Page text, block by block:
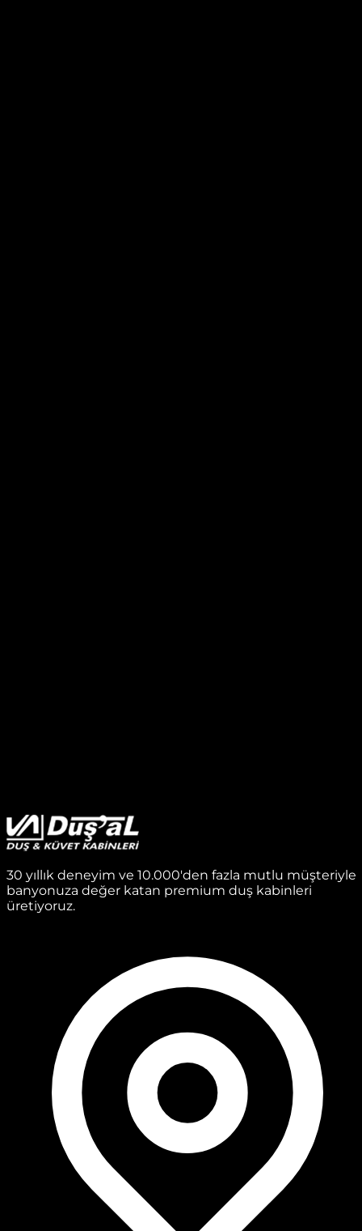
30 yıllık deneyim ve 10.000'den fazla mutlu müşteriyle
banyonuza değer katan premium duş kabinleri
üretiyoruz.